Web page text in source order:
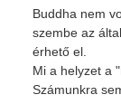
Buddha nem
szembe az
érhető el.
Mi a helyzet a
Számunkra